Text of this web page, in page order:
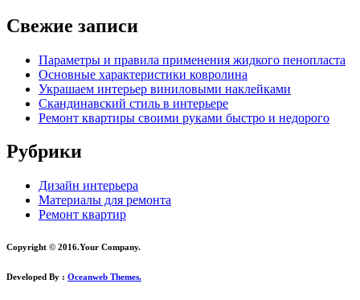
Свежие записи
Параметры и правила применения жидкого пенопласта
Основные характеристики ковролина
Украшаем интерьер виниловыми наклейками
Скандинавский стиль в интерьере
Ремонт квартиры своими руками быстро и недорого
Рубрики
Дизайн интерьера
Материалы для ремонта
Ремонт квартир
Copyright © 2016.Your Company.
Developed By : Oceanweb Themes.